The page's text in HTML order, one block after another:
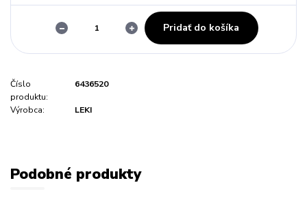
Pridať do košíka
Číslo
produktu:
6436520
Výrobca: LEKI
Podobné produkty